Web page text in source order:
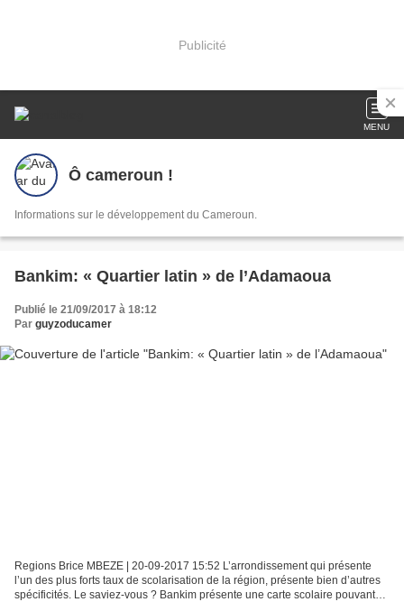
Publicité
MENU
Ô cameroun !
Informations sur le développement du Cameroun.
Bankim: « Quartier latin » de l’Adamaoua
Publié le 21/09/2017 à 18:12
Par guyzoducamer
Regions Brice MBEZE | 20-09-2017 15:52 L’arrondissement qui présente
l’un des plus forts taux de scolarisation de la région, présente bien d’autres
spécificités. Le saviez-vous ? Bankim présente une carte scolaire pouvant